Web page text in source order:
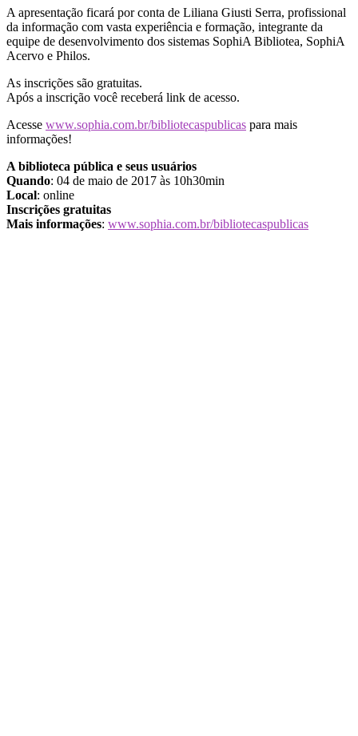
A apresentação ficará por conta de Liliana Giusti Serra, profissional
da informação com vasta experiência e formação, integrante da
equipe de desenvolvimento dos sistemas SophiA Bibliotea, SophiA
Acervo e Philos.
As inscrições são gratuitas.
Após a inscrição você receberá link de acesso.
Acesse www.sophia.com.br/bibliotecaspublicas para mais
informações!
A biblioteca pública e seus usuários
Quando: 04 de maio de 2017 às 10h30min
Local: online
Inscrições gratuitas
Mais informações: www.sophia.com.br/bibliotecaspublicas